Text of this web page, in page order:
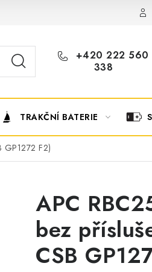
OBCHODNÍ
+420 222 560
338
TRAKČNÍ BATERIE
GP1272 F2)
APC
bez
CSB